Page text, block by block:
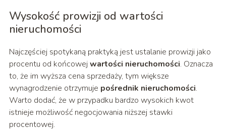
Wysokość prowizji od wartości
nieruchomości
Najczęściej spotykaną praktyką jest ustalanie prowizji jako
procentu od końcowejwartości nieruchomości. Oznacza
to, że im wyższa cena sprzedaży, tym większe
wynagrodzenie otrzymuje pośrednik nieruchomości.
Warto dodać, że w przypadku bardzo wysokich kwot
istnieje możliwość negocjowania niższej stawki
procentowej.